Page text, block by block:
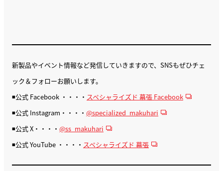
新製品やイベント情報など発信していきますので、SNSもぜひチェ
ック＆フォローお願いします。
◾️公式 Facebook ・・・・ スペシャライズド 幕張 Facebook
◾️公式 Instagram・・・・ @specialized_makuhari
◾️公式 X・・・・ @ss_makuhari
◾️公式 YouTube ・・・・ スペシャライズド 幕張